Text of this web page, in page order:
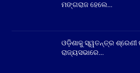
ମଙ୍ଗରାଜ ହେଲେ…
ଓଡ଼ିଶାକୁ ସ୍ୱତନ୍ତ୍ର ଶ୍ରେଣୀ
ରାଜ୍ୟସଭାରେ…